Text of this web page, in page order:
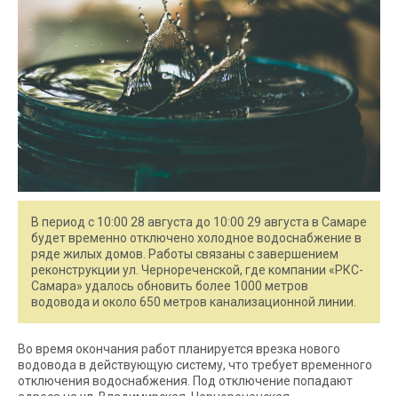
В период с 10:00 28 августа до 10:00 29 августа в Самаре
будет временно отключено холодное водоснабжение в
ряде жилых домов. Работы связаны с завершением
реконструкции ул. Чернореченской, где компании «РКС-
Самара» удалось обновить более 1000 метров
водовода и около 650 метров канализационной линии.
Во время окончания работ планируется врезка нового
водовода в действующую систему, что требует временного
отключения водоснабжения. Под отключение попадают